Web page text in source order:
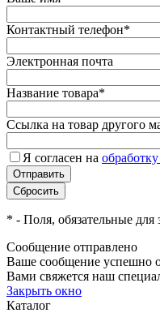
Контактный телефон*
Электронная почта
Название товара*
Ссылка на товар другого
Я согласен на
* - Поля, обязательные для
Сообщение отправлено
Ваше сообщение успешно
Вами свяжется наш
Закрыть окно
Каталог